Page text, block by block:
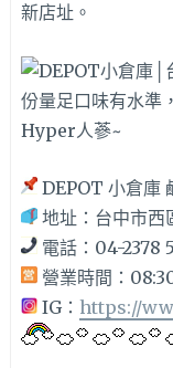
新店址。
DEPOT 小倉庫
地址：台中市西
電話：04-2378
營業時間：
IG： https://